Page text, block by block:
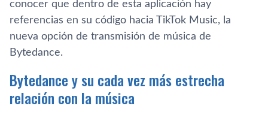
conocer que dentro de esta aplicación hay
referencias en su código hacia TikTok Music, la
nueva opción de transmisión de música de
Bytedance.
Bytedance y su cada vez más estrecha
relación con la música